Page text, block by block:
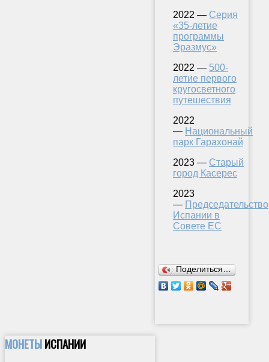
2022 — Серия
«35-летие
программы
Эразмус»
2022 — 500-
летие первого
кругосветного
путешествия
2022
— Национальный
парк Гарахонай
2023 — Старый
город Касерес
2023
— Председательство
Испании в
Совете ЕС
Поделиться…
МОНЕТЫИСПАНИИ